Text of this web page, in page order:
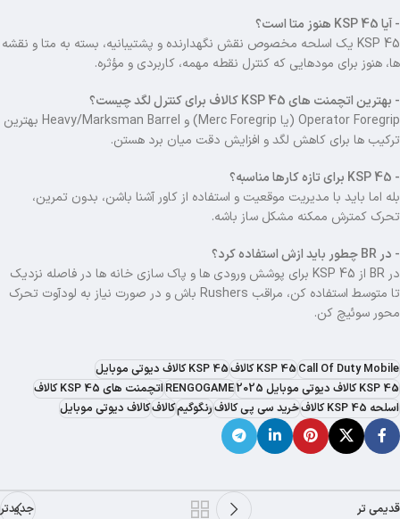
- آیا KSP 45 هنوز متا است؟
KSP 45 یک اسلحه‌ مخصوص نقش نگهدارنده و پشتیبانیه، بسته به متا و نقشه
ها، هنوز برای مودهایی که کنترل نقطه مهمه، کاربردی و مؤثره.
- بهترین اتچمنت های KSP 45 کالاف برای کنترل لگد چیست؟
Operator Foregrip (یا Merc Foregrip) و Heavy/Marksman Barrel بهترین
ترکیب ها برای کاهش لگد و افزایش دقت میان برد هستن.
- KSP 45 برای تازه کارها مناسبه؟
بله اما باید با مدیریت موقعیت و استفاده از کاور آشنا باشن، بدون تمرین،
تحرک کمترش ممکنه مشکل ساز باشه.
- در BR چطور باید ازش استفاده کرد؟
در BR از KSP 45 برای پوشش ورودی ها و پاک سازی خانه ها در فاصله نزدیک
تا متوسط استفاده کن، مراقب Rushers باش و در صورت نیاز به لودآوت تحرک
محور سوئیچ کن.
Call Of Duty MobileKSP 45 کالاف
KSP 45 کالاف دیوتی موبایل
KSP 45 کالاف دیوتی موبایل 2025
RENGOGAMEاتچمنت های KSP 45 کالاف
اسلحه KSP 45 کالاف
خرید سی پی کالافرنگوگیمکالافکالاف دیوتی موبایل
جدیدتر قدیمی تر